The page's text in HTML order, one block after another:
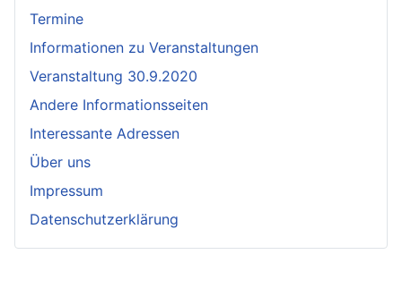
Termine
Informationen zu Veranstaltungen
Veranstaltung 30.9.2020
Andere Informationsseiten
Interessante Adressen
Über uns
Impressum
Datenschutzerklärung